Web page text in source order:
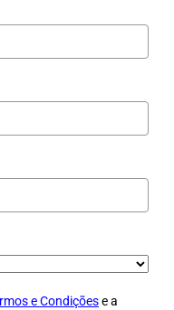
e Condiçõese a